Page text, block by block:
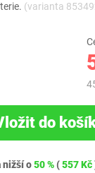
(varianta
do
nižší o50 %(557 Kč